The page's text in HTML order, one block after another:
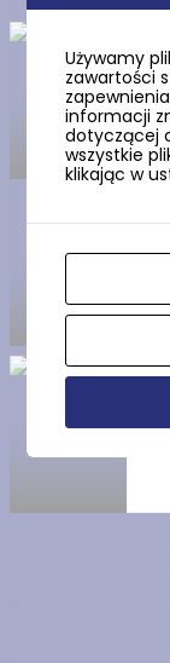
Używamy
zawartości
informacji
dotyczącej
wszystkie
klikając w